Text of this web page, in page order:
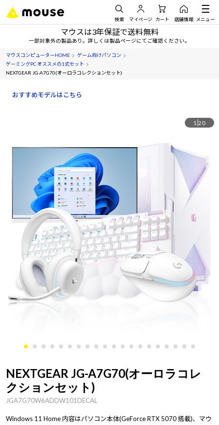
検索 マイページ カート 店舗情報 メニュー
マウスは3年保証で送料無料
一部対象外の製品あり。詳しくは製品ページにてご確認ください。
マウスコンピューターHOME
ゲーム向けパソコン
ゲーミングPC オススメの1式セット
NEXTGEAR JG-A7G70(オーロラコレクションセット)
おすすめモデルはこちら
1 20
NEXTGEAR JG-A7G70(オーロラコレ
クションセット)
JGA7G70W6ADDW101DECAL
Windows 11 Home 内容はパソコン本体(GeForce RTX 5070 搭載)、マウ